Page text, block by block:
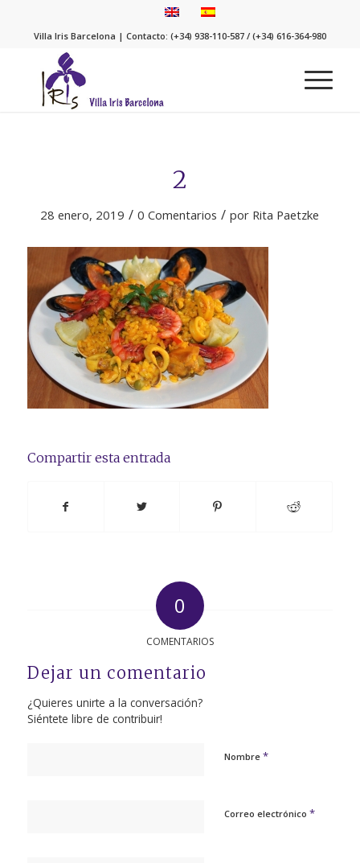
Villa Iris Barcelona | Contacto: (+34) 938-110-587 / (+34) 616-364-980
2
28 enero, 2019 / 0 Comentarios / por Rita Paetzke
Compartir esta entrada
0
COMENTARIOS
Dejar un comentario
¿Quieres unirte a la conversación?
Siéntete libre de contribuir!
Nombre *
Correo electrónico *